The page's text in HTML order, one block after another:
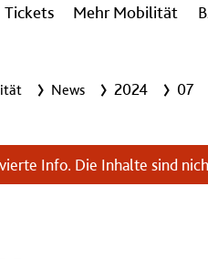
Tickets Mehr Mobilität
News 2024 07
Info. Die Inhalte sind